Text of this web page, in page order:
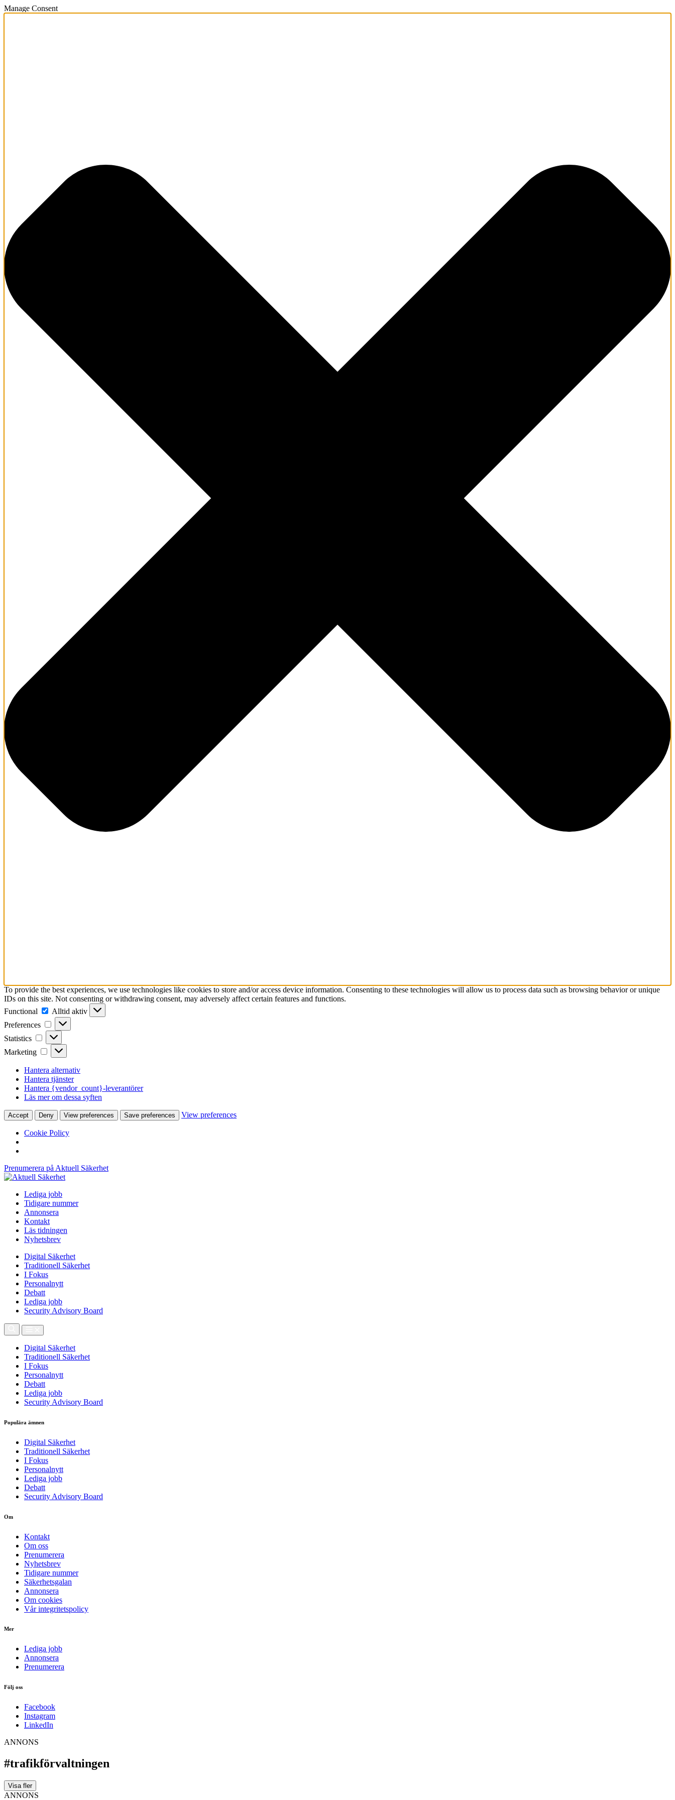
Manage Consent
To provide the best experiences, we use technologies like cookies to store and/or access device information. Consenting to these technologies will allow us to process data such as browsing behavior or unique
IDs on this site. Not consenting or withdrawing consent, may adversely affect certain features and functions.
Functional
Functional
Alltid aktiv
Preferences
Preferences
Statistics Statistics
Marketing Marketing
Hantera alternativ
Hantera tjänster
Hantera {vendor_count}-leverantörer
Läs mer om dessa syften
Accept Deny View preferences Save preferences View preferences
Cookie Policy
Prenumerera på Aktuell Säkerhet
Lediga jobb
Tidigare nummer
Annonsera
Kontakt
Läs tidningen
Nyhetsbrev
Digital Säkerhet
Traditionell Säkerhet
I Fokus
Personalnytt
Debatt
Lediga jobb
Security Advisory Board
Digital Säkerhet
Traditionell Säkerhet
I Fokus
Personalnytt
Debatt
Lediga jobb
Security Advisory Board
Populära ämnen
Digital Säkerhet
Traditionell Säkerhet
I Fokus
Personalnytt
Lediga jobb
Debatt
Security Advisory Board
Om
Kontakt
Om oss
Prenumerera
Nyhetsbrev
Tidigare nummer
Säkerhetsgalan
Annonsera
Om cookies
Vår integritetspolicy
Mer
Lediga jobb
Annonsera
Prenumerera
Följ oss
Facebook
Instagram
LinkedIn
ANNONS
#trafikförvaltningen
Visa fler
ANNONS